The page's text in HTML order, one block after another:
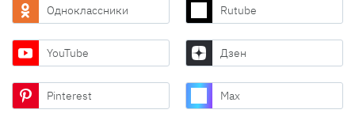
Одноклассники Rutube
YouTube Дзен
Pinterest Max